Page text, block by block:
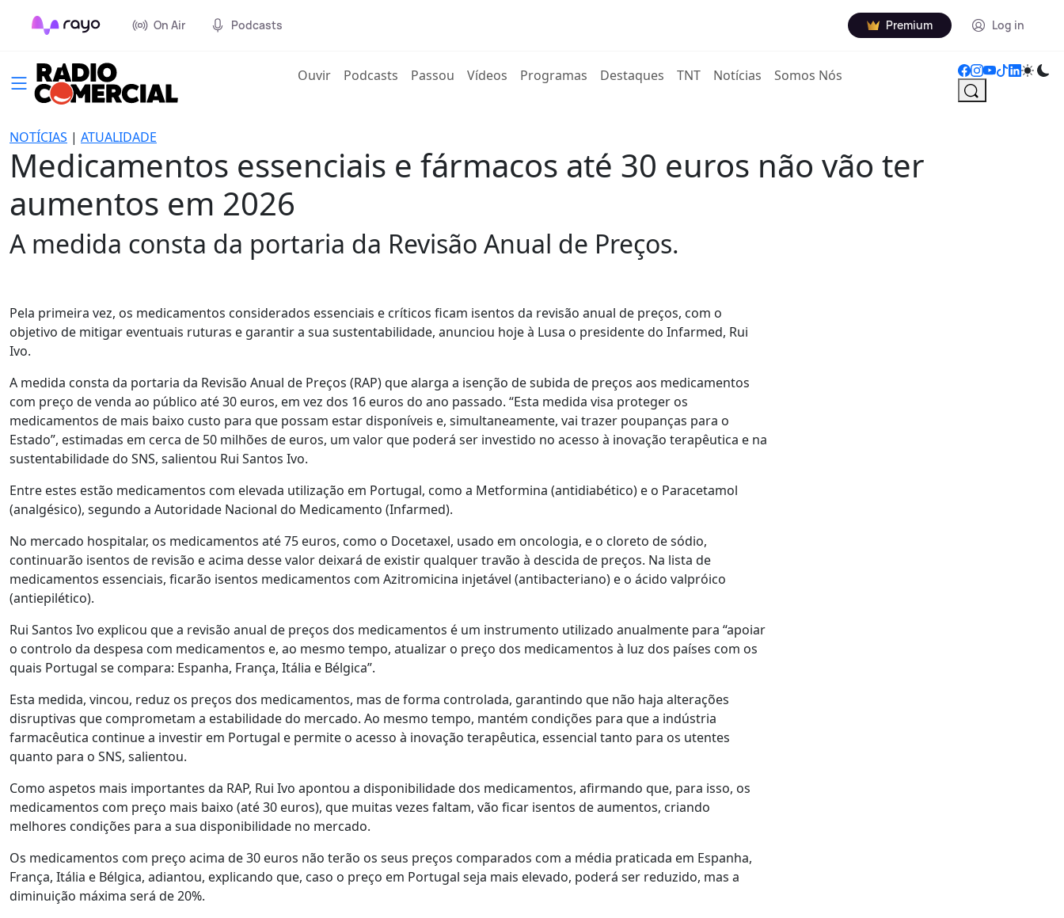
On Air Podcasts Premium Log in
Ouvir(current)
Podcasts Passou Vídeos Programas Destaques TNT Notícias Somos Nós
NOTÍCIAS | ATUALIDADE
Medicamentos essenciais e fármacos até 30 euros não vão ter
aumentos em 2026
A medida consta da portaria da Revisão Anual de Preços.
Pela primeira vez, os medicamentos considerados essenciais e críticos ficam isentos da revisão anual de preços, com o
objetivo de mitigar eventuais ruturas e garantir a sua sustentabilidade, anunciou hoje à Lusa o presidente do Infarmed, Rui
Ivo.
A medida consta da portaria da Revisão Anual de Preços (RAP) que alarga a isenção de subida de preços aos medicamentos
com preço de venda ao público até 30 euros, em vez dos 16 euros do ano passado. “Esta medida visa proteger os
medicamentos de mais baixo custo para que possam estar disponíveis e, simultaneamente, vai trazer poupanças para o
Estado”, estimadas em cerca de 50 milhões de euros, um valor que poderá ser investido no acesso à inovação terapêutica e na
sustentabilidade do SNS, salientou Rui Santos Ivo.
Entre estes estão medicamentos com elevada utilização em Portugal, como a Metformina (antidiabético) e o Paracetamol
(analgésico), segundo a Autoridade Nacional do Medicamento (Infarmed).
No mercado hospitalar, os medicamentos até 75 euros, como o Docetaxel, usado em oncologia, e o cloreto de sódio,
continuarão isentos de revisão e acima desse valor deixará de existir qualquer travão à descida de preços. Na lista de
medicamentos essenciais, ficarão isentos medicamentos com Azitromicina injetável (antibacteriano) e o ácido valpróico
(antiepilético).
Rui Santos Ivo explicou que a revisão anual de preços dos medicamentos é um instrumento utilizado anualmente para “apoiar
o controlo da despesa com medicamentos e, ao mesmo tempo, atualizar o preço dos medicamentos à luz dos países com os
quais Portugal se compara: Espanha, França, Itália e Bélgica”.
Esta medida, vincou, reduz os preços dos medicamentos, mas de forma controlada, garantindo que não haja alterações
disruptivas que comprometam a estabilidade do mercado. Ao mesmo tempo, mantém condições para que a indústria
farmacêutica continue a investir em Portugal e permite o acesso à inovação terapêutica, essencial tanto para os utentes
quanto para o SNS, salientou.
Como aspetos mais importantes da RAP, Rui Ivo apontou a disponibilidade dos medicamentos, afirmando que, para isso, os
medicamentos com preço mais baixo (até 30 euros), que muitas vezes faltam, vão ficar isentos de aumentos, criando
melhores condições para a sua disponibilidade no mercado.
Os medicamentos com preço acima de 30 euros não terão os seus preços comparados com a média praticada em Espanha,
França, Itália e Bélgica, adiantou, explicando que, caso o preço em Portugal seja mais elevado, poderá ser reduzido, mas a
diminuição máxima será de 20%.